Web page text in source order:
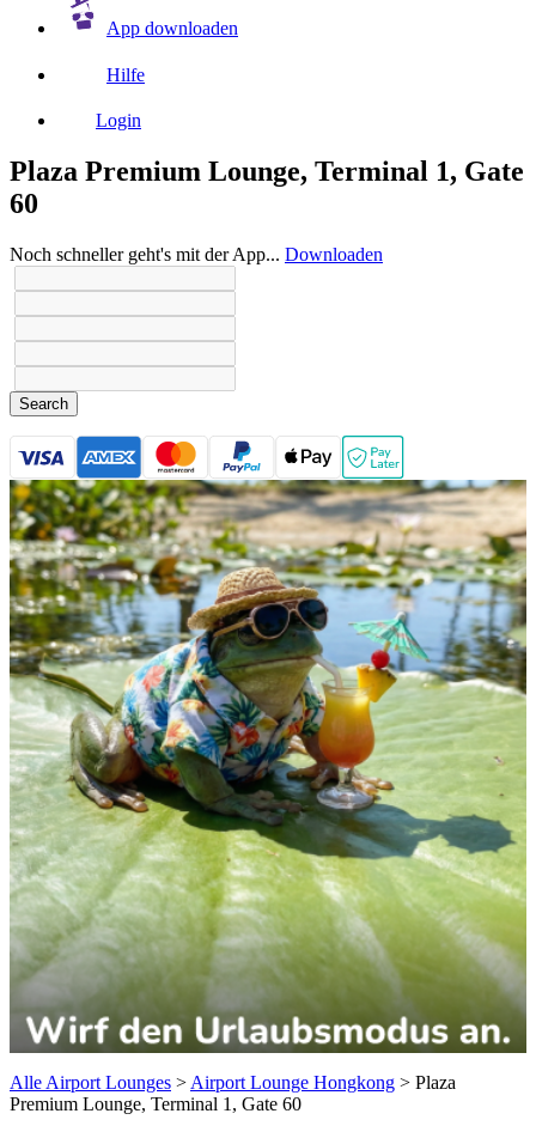
App downloaden
Hilfe
Login
Plaza Premium Lounge, Terminal 1, Gate
60
Noch schneller geht's mit der App... Downloaden
Search
Alle Airport Lounges > Airport Lounge Hongkong > Plaza
Premium Lounge, Terminal 1, Gate 60